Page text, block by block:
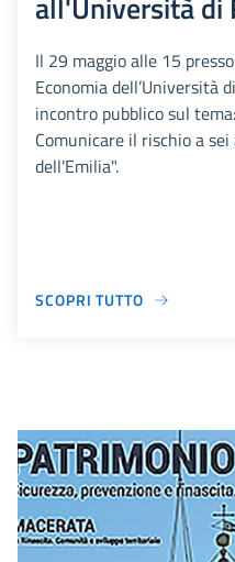
Il 29 maggio alle 15
Economia dell’Università
incontro pubblico sul
Comunicare il rischio a
dell'Emilia".
SCOPRI TUTTO